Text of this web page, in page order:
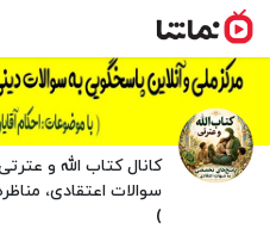
کانال کتاب الله و
سوالات اعتقادی،
)